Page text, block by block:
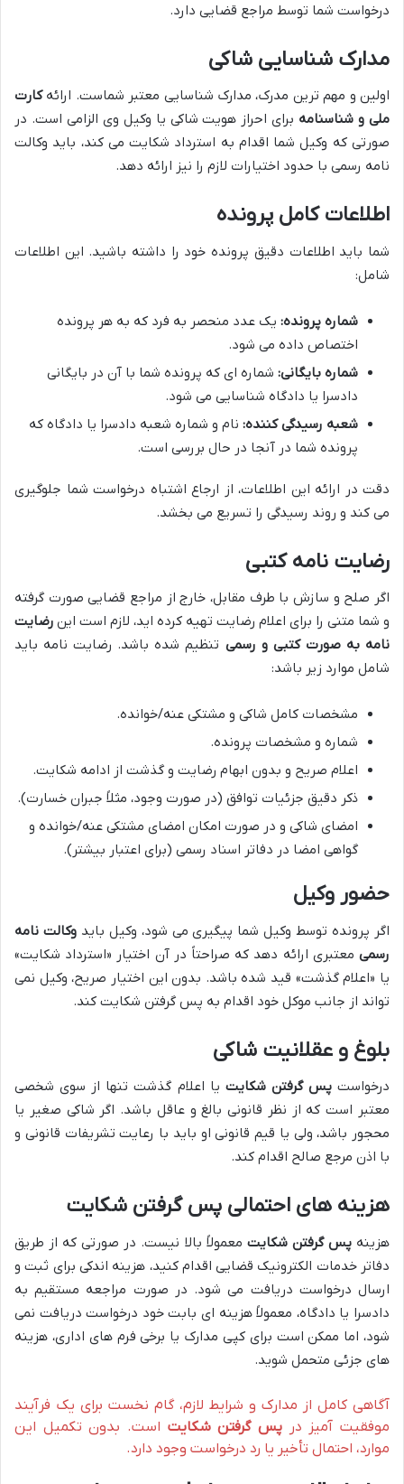
درخواست شما توسط مراجع قضایی دارد.
مدارک شناسایی شاکی
اولین و مهم ترین مدرک، مدارک شناسایی معتبر شماست. ارائهکارت
ملی و شناسنامه برای احراز هویت شاکی یا وکیل وی الزامی است. در
صورتی که وکیل شما اقدام به استرداد شکایت می کند، باید وکالت
نامه رسمی با حدود اختیارات لازم را نیز ارائه دهد.
اطلاعات کامل پرونده
شما باید اطلاعات دقیق پرونده خود را داشته باشید. این اطلاعات
شامل:
شماره پرونده: یک عدد منحصر به فرد که به هر پرونده
اختصاص داده می شود.
شماره بایگانی: شماره ای که پرونده شما با آن در بایگانی
دادسرا یا دادگاه شناسایی می شود.
شعبه رسیدگی کننده: نام و شماره شعبه دادسرا یا دادگاه که
پرونده شما در آنجا در حال بررسی است.
دقت در ارائه این اطلاعات، از ارجاع اشتباه درخواست شما جلوگیری
می کند و روند رسیدگی را تسریع می بخشد.
رضایت نامه کتبی
اگر صلح و سازش با طرف مقابل، خارج از مراجع قضایی صورت گرفته
و شما متنی را برای اعلام رضایت تهیه کرده اید، لازم است این رضایت
نامه به صورت کتبی و رسمی تنظیم شده باشد. رضایت نامه باید
شامل موارد زیر باشد:
مشخصات کامل شاکی و مشتکی عنه/خوانده.
شماره و مشخصات پرونده.
اعلام صریح و بدون ابهام رضایت و گذشت از ادامه شکایت.
ذکر دقیق جزئیات توافق (در صورت وجود، مثلاً جبران خسارت).
امضای شاکی و در صورت امکان امضای مشتکی عنه/خوانده و
گواهی امضا در دفاتر اسناد رسمی (برای اعتبار بیشتر).
حضور وکیل
اگر پرونده توسط وکیل شما پیگیری می شود، وکیل بایدوکالت نامه
رسمی معتبری ارائه دهد که صراحتاً در آن اختیار «استرداد شکایت»
یا «اعلام گذشت» قید شده باشد. بدون این اختیار صریح، وکیل نمی
تواند از جانب موکل خود اقدام به پس گرفتن شکایت کند.
بلوغ و عقلانیت شاکی
درخواستپس گرفتن شکایت یا اعلام گذشت تنها از سوی شخصی
معتبر است که از نظر قانونی بالغ و عاقل باشد. اگر شاکی صغیر یا
محجور باشد، ولی یا قیم قانونی او باید با رعایت تشریفات قانونی و
با اذن مرجع صالح اقدام کند.
هزینه های احتمالی پس گرفتن شکایت
هزینهپس گرفتن شکایت معمولاً بالا نیست. در صورتی که از طریق
دفاتر خدمات الکترونیک قضایی اقدام کنید، هزینه اندکی برای ثبت و
ارسال درخواست دریافت می شود. در صورت مراجعه مستقیم به
دادسرا یا دادگاه، معمولاً هزینه ای بابت خود درخواست دریافت نمی
شود، اما ممکن است برای کپی مدارک یا برخی فرم های اداری، هزینه
های جزئی متحمل شوید.
آگاهی کامل از مدارک و شرایط لازم، گام نخست برای یک فرآیند
موفقیت آمیز در پس گرفتن شکایت است. بدون تکمیل این
موارد، احتمال تأخیر یا رد درخواست وجود دارد.